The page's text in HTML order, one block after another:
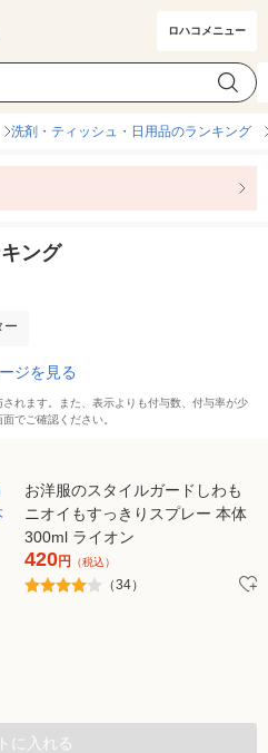
ロハコメニュー
カテゴリ選択
洗剤・ティッシュ・日用品のランキング
ング
ー
ジを見る
れます。また、表示よりも付与数、付与率が少
でご確認ください。
お洋服のスタイルガードしわも
ニオイもすっきりスプレー 本体
300ml ライオン
420円 （税込）
（34）
に入れる